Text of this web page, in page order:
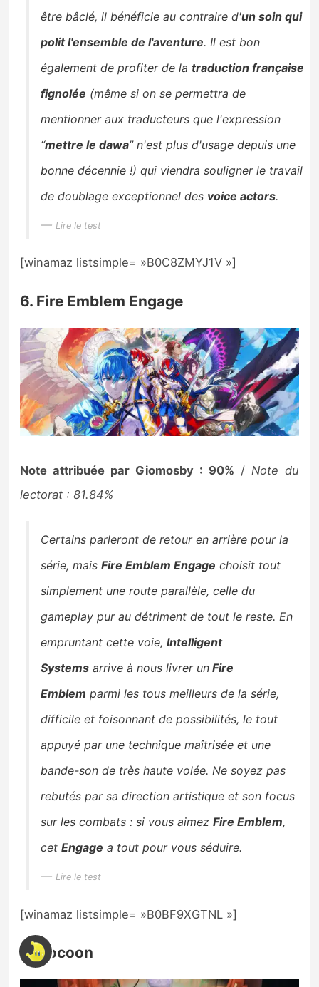
être bâclé, il bénéficie au contraire d'un soin qui
polit l'ensemble de l'aventure. Il est bon
également de profiter de latraduction française
fignolée (même si on se permettra de
mentionner aux traducteurs que l'expression
“mettre le dawa” n'est plus d'usage depuis une
bonne décennie !) qui viendra souligner le travail
de doublage exceptionnel des voice actors.
Lire le test
[winamaz listsimple= »B0C8ZMYJ1V »]
6. Fire Emblem Engage
Note attribuée par Giomosby : 90% / Note du
lectorat : 81.84%
Certains parleront de retour en arrière pour la
série, maisFire Emblem Engage choisit tout
simplement une route parallèle, celle du
gameplay pur au détriment de tout le reste. En
empruntant cette voie,Intelligent
Systems arrive à nous livrer un Fire
Emblem parmi les tous meilleurs de la série,
difficile et foisonnant de possibilités, le tout
appuyé par une technique maîtrisée et une
bande-son de très haute volée. Ne soyez pas
rebutés par sa direction artistique et son focus
sur les combats : si vous aimezFire Emblem,
cetEngage a tout pour vous séduire.
Lire le test
[winamaz listsimple= »B0BF9XGTNL »]
5. Cocoon